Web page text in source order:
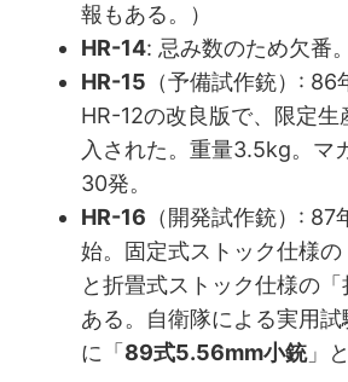
報もある。）
HR-14: 忌み数のため欠番。
HR-15 （予備試作銃）: 86
HR-12の改良版で、限定生
入された。重量3.5kg。マ
30発。
HR-16 （開発試作銃）:
始。固定式ストック仕様の
と折畳式ストック仕様の
ある。自衛隊による実用
に「 89式5.56mm小銃」